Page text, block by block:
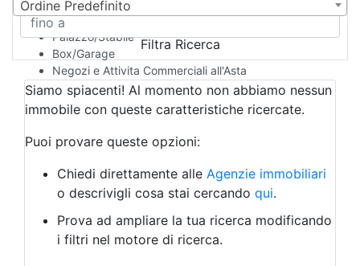
Camera d'Albergo
Multiproprietà
Palazzo/Stabile
Box/Garage
Negozi e Attivita Commerciali all'Asta
Qualsiasi
Attività/Licenza Commerciale
Azienda Agricola
Bar/Ristorante
Albergo
Laboratorio Artigianale
Negozio/locale commerciale
Agriturismo
Magazzini
Ordine Predefinito
Filtra Ricerca
Siamo spiacenti! Al momento non abbiamo nessun
immobile con queste caratteristiche ricercate.
Puoi provare queste opzioni:
Chiedi direttamente alle Agenzie immobiliari
o descrivigli cosa stai cercando qui.
Prova ad ampliare la tua ricerca modificando
i filtri nel motore di ricerca.